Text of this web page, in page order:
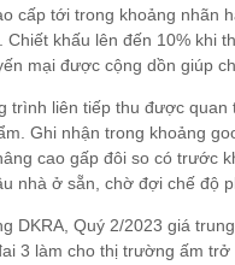
cấp tới trong khoảng nhãn
Chiết khấu lên đến 10% khi
mại được cộng dồn giúp
trình liên tiếp thu được
Ghi nhận trong khoảng
cao gấp đôi so có trước
nhà ở sẵn, chờ đợi chế độ
DKRA, Quý 2/2023 giá
3 làm cho thị trường ấm